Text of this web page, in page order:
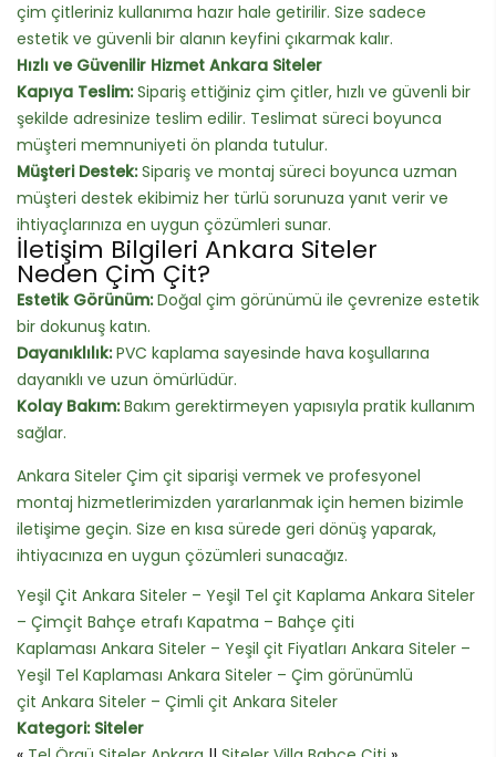
çim çitleriniz kullanıma hazır hale getirilir. Size sadece
estetik ve güvenli bir alanın keyfini çıkarmak kalır.
Hızlı ve Güvenilir Hizmet Ankara Siteler
Kapıya Teslim:Sipariş ettiğiniz çim çitler, hızlı ve güvenli bir
şekilde adresinize teslim edilir. Teslimat süreci boyunca
müşteri memnuniyeti ön planda tutulur.
Müşteri Destek:Sipariş ve montaj süreci boyunca uzman
müşteri destek ekibimiz her türlü sorunuza yanıt verir ve
ihtiyaçlarınıza en uygun çözümleri sunar.
İletişim Bilgileri Ankara Siteler
Neden Çim Çit?
Estetik Görünüm:Doğal çim görünümü ile çevrenize estetik
bir dokunuş katın.
Dayanıklılık:PVC kaplama sayesinde hava koşullarına
dayanıklı ve uzun ömürlüdür.
Kolay Bakım:Bakım gerektirmeyen yapısıyla pratik kullanım
sağlar.
Ankara Siteler Çim çit siparişi vermek ve profesyonel
montaj hizmetlerimizden yararlanmak için hemen bizimle
iletişime geçin. Size en kısa sürede geri dönüş yaparak,
ihtiyacınıza en uygun çözümleri sunacağız.
Yeşil Çit Ankara Siteler – Yeşil Tel çit Kaplama Ankara Siteler
– Çimçit Bahçe etrafı Kapatma – Bahçe çiti
Kaplaması Ankara Siteler – Yeşil çit Fiyatları Ankara Siteler –
Yeşil Tel Kaplaması Ankara Siteler – Çim görünümlü
çit Ankara Siteler – Çimli çit Ankara Siteler
Kategori: Siteler